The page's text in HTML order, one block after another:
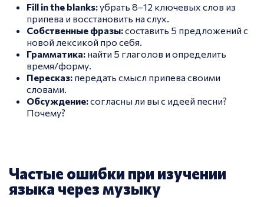
Fill in the blanks:убрать 8–12 ключевых слов из
припева и восстановить на слух.
Собственные фразы:составить 5 предложений с
новой лексикой про себя.
Грамматика: найти 5 глаголов и определить
время/форму.
Пересказ: передать смысл припева своими
словами.
Обсуждение:согласны ли вы с идеей песни?
Почему?
Частые ошибки при изучении
языка через музыку